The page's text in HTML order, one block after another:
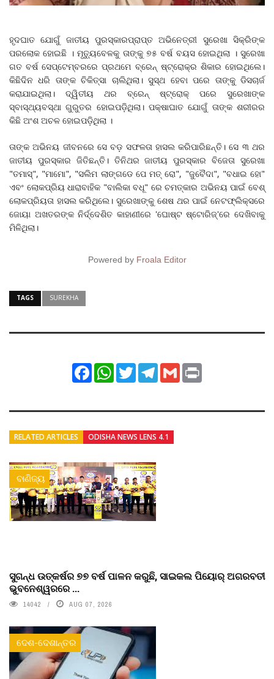
ହୃଦଘାତ ଯୋଗୁଁ ଜାତୀୟ ପୁରସ୍କାରପ୍ରାପ୍ତ ଅଭିନେତ୍ରୀ ସୁରେଖା ସିକ୍ରିଙ୍କ
ପରଲୋକ ହୋଇଛି । ମୃତ୍ୟୁବେଳକୁ ତାଙ୍କୁ ୭୫ ବର୍ଷ ବୟସ ହୋଇଥିଲା । ସୁରେଖା
ଗତ ବର୍ଷ ସେପ୍ଟେମ୍ବରରେ ପ୍ରଥମେ ବ୍ରେନ୍‌ ଷ୍ଟ୍ରୋକ୍‌ର ଶିକାର ହୋଇଥିଲେ।
କିଛିଦିନ ଧରି ତାଙ୍କ ଚିକିତ୍ସା ଚାଲିଥିଲା। ସୁସ୍ଥ ହେବା ପରେ ତାଙ୍କୁ ଡିସଚାର୍ଜ
କରାଯାଇଥିଲା। ଦ୍ୱିତୀୟ ଥର ବ୍ରେନ୍‌ ଷ୍ଟ୍ରୋକ୍ ପରେ ସୁରେଖାଙ୍କ
ସ୍ବାସ୍ଥ୍ୟବସ୍ଥା ଗୁରୁତର ହୋଇପଡ଼ିଥିଲା। ପକ୍ଷାଘାତ ଯୋଗୁଁ ତାଙ୍କ ଶରୀରର
କିଛି ଅଂଶ ଅଚଳ ହୋଇପଡ଼ିଥିଲା ।
ତାଙ୍କ ଅଭିନୟ ଜୀବନରେ ସେ ବଡ଼ ସଫଳତା ହାସଲ କରିପାରିଛନ୍ତି। ସେ ୩ ଥର
ଜାତୀୟ ପୁରସ୍କାର ଜିତିଛନ୍ତି। ତିନିଥର ଜାତୀୟ ପୁରସ୍କାର ବିଜେତା ସୁରେଖା
"ତମାସ୍", "ମାମୋ", "ସଲିମ ଲାଙ୍ଗଡେ ପେ ମତ୍‌ ରୋ", "ଜୁବୈଦା", "ବଧାଇ ହୋ"
ଏବଂ ଲୋକପ୍ରିୟ ଧାରାବାହିକ "ବାଲିକା ବଧୂ" ରେ ଚମତ୍କାର ଅଭିନୟ ପାଇଁ ବେଶ୍
ଲୋକପ୍ରିୟତା ହାସଲ କରିଥିଲେ। ସୁରେଖାଙ୍କୁ ଶେଷ ଥର ପାଇଁ ନେଟଫ୍ଲିକ୍ସରେ
ଜୋୟା ଅଖତରଙ୍କ ନିର୍ଦ୍ଦେଶିତ କାହାଣୀରେ 'ଘୋଷ୍ଟ ଷ୍ଟୋରିଜ୍‌'ରେ ଦେଖିବାକୁ
ମିଳିଥିଲା।
Powered by Froala Editor
TAGS SUREKHA
FacebookWhatsApp
TwitterTelegram
Gmail
RELATED ARTICLES ODISHA NEWS LENS 4.1
ବାଣିଜ୍ୟ
ସୁଗନ୍ଧ ଉତ୍କର୍ଷର ୭୭ ବର୍ଷ ପାଳନ କରୁଛି, ସାଇକଲ ପିୟୋର୍‌ ଅଗରବତୀ
ଭୁବନେଶ୍ୱରରେ ...
14042 AUG 07, 2026
ଦେଶ-ଦେଶାନ୍ତର